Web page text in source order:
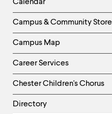
Column
Calendar
Campus & Community Store
Campus Map
Career Services
Chester Children's Chorus
Directory